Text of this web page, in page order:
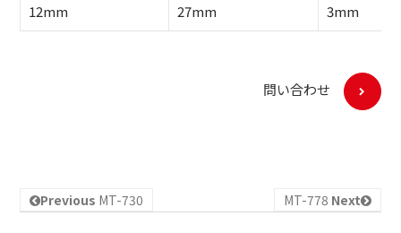
12mm 27mm 3mm
問い合わせ
Previous MT-730 MT-778 Next